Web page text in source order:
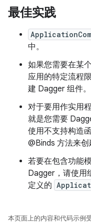
最佳实践
中。
如果您需要在某
应用的特定流程
建 Dagger 组件。
对于要用作实用
就是您需要
使用不支持构造
@Binds 方法来
若要在包含功能
Dagger，请使用
定义的
本页面上的内容和代码示例